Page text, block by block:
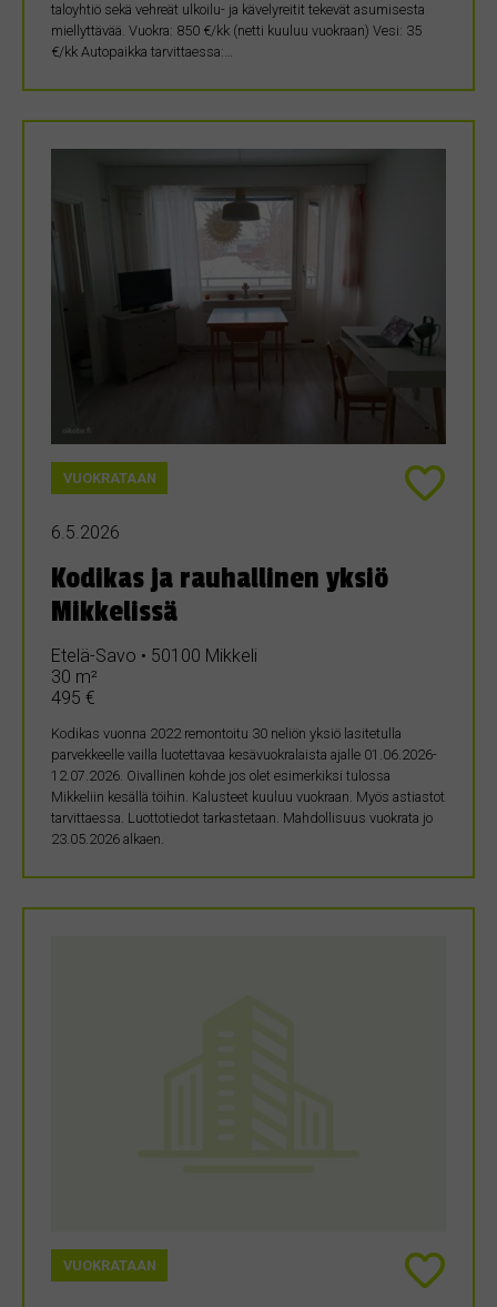
taloyhtiö sekä vehreät ulkoilu- ja kävelyreitit tekevät asumisesta
miellyttävää. Vuokra: 850 €/kk (netti kuuluu vuokraan) Vesi: 35
€/kk Autopaikka tarvittaessa:…
VUOKRATAAN
6.5.2026
Kodikas ja rauhallinen yksiö
Mikkelissä
Etelä-Savo • 50100 Mikkeli
30 m²
495 €
Kodikas vuonna 2022 remontoitu 30 neliön yksiö lasitetulla
parvekkeelle vailla luotettavaa kesävuokralaista ajalle 01.06.2026-
12.07.2026. Oivallinen kohde jos olet esimerkiksi tulossa
Mikkeliin kesällä töihin. Kalusteet kuuluu vuokraan. Myös astiastot
tarvittaessa. Luottotiedot tarkastetaan. Mahdollisuus vuokrata jo
23.05.2026 alkaen.
VUOKRATAAN